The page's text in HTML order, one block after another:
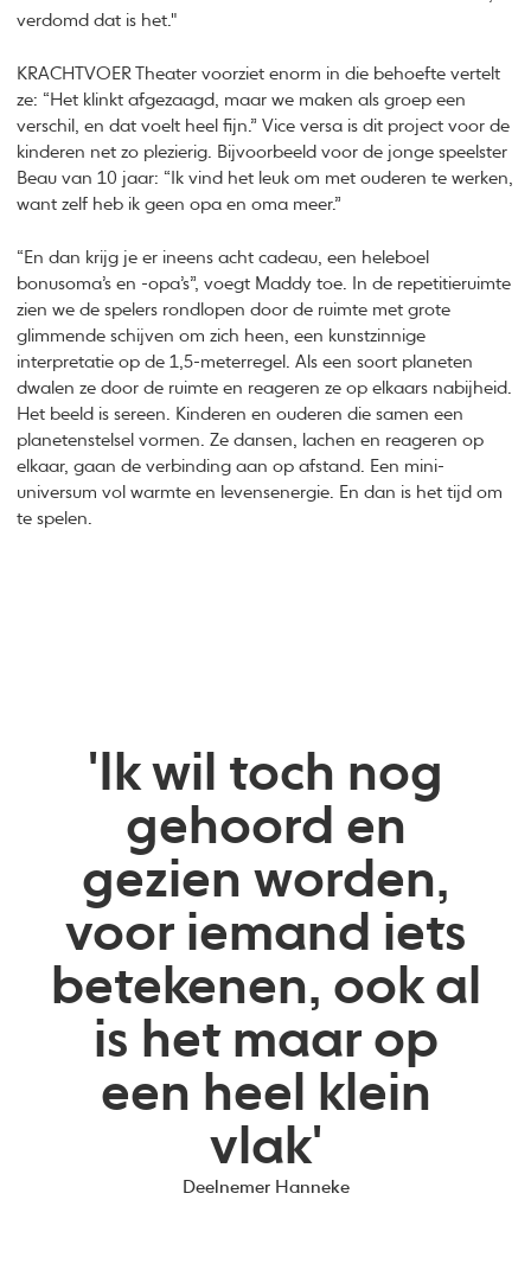
verdomd dat is het."
KRACHTVOER Theater voorziet enorm in die behoefte vertelt
ze: “Het klinkt afgezaagd, maar we maken als groep een
verschil, en dat voelt heel fijn.” Vice versa is dit project voor de
kinderen net zo plezierig. Bijvoorbeeld voor de jonge speelster
Beau van 10 jaar: “Ik vind het leuk om met ouderen te werken,
want zelf heb ik geen opa en oma meer.”
“En dan krijg je er ineens acht cadeau, een heleboel
bonusoma’s en -opa’s”, voegt Maddy toe. In de repetitieruimte
zien we de spelers rondlopen door de ruimte met grote
glimmende schijven om zich heen, een kunstzinnige
interpretatie op de 1,5-meterregel. Als een soort planeten
dwalen ze door de ruimte en reageren ze op elkaars nabijheid.
Het beeld is sereen. Kinderen en ouderen die samen een
planetenstelsel vormen. Ze dansen, lachen en reageren op
elkaar, gaan de verbinding aan op afstand. Een mini-
universum vol warmte en levensenergie. En dan is het tijd om
te spelen.
'Ik wil toch nog
gehoord en
gezien worden,
voor iemand iets
betekenen, ook al
is het maar op
een heel klein
vlak'
Deelnemer Hanneke